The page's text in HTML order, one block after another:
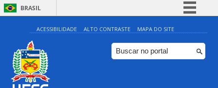
BRASIL
Simplifique!
Comunica BR
Participe
ACESSIBILIDADE ALTO CONTRASTE MAPA DO SITE